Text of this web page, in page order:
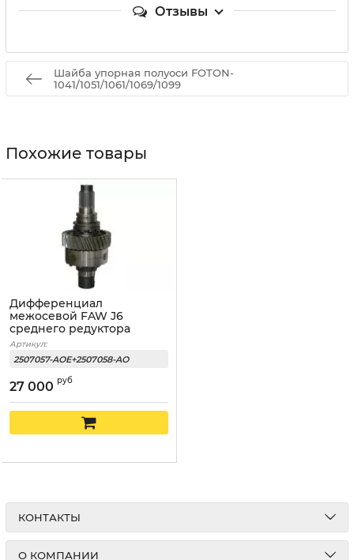
Отзывы
Шайба упорная полуоси FOTON-
1041/1051/1061/1069/1099
Похожие товары
Дифференциал
межосевой FAW J6
среднего редуктора
Артикул:
2507057-AOE+2507058-AO
27 000 руб
КОНТАКТЫ
О КОМПАНИИ